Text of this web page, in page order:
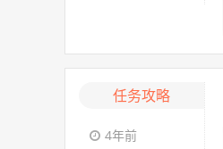
任务攻略
4年前